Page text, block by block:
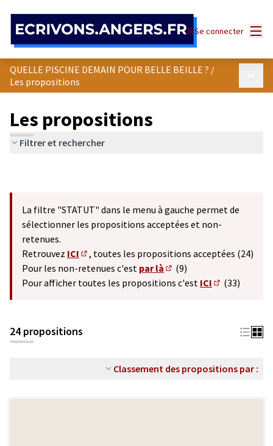
Se connecter
QUELLE PISCINE DEMAIN POUR BELLE BEILLE ? /
Les propositions
Les propositions
Filtrer et rechercher
La filtre "STATUT" dans le menu à gauche permet de
sélectionner les propositions acceptées et non-
retenues.
Retrouvez ICI
(S'ouvre dans un nouvel onglet)
, toutes les propositions acceptées (24)
Pour les non-retenues c'est par là
(S'ouvre dans un nouvel
(9)
Pour afficher toutes les propositions c'est ICI
(33)
24 propositions
Classement des propositions par :